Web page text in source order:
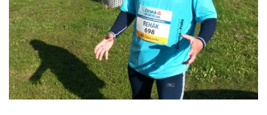
© 2026 eStránky.cz